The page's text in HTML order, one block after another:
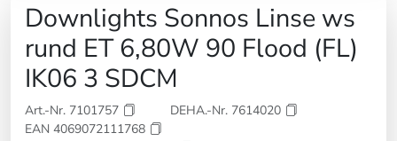
Downlights Sonnos Linse ws
rund ET 6,80W 90 Flood (FL)
IK06 3 SDCM
Art.-Nr. 7101757
DEHA.-Nr. 7614020
EAN 4069072111768